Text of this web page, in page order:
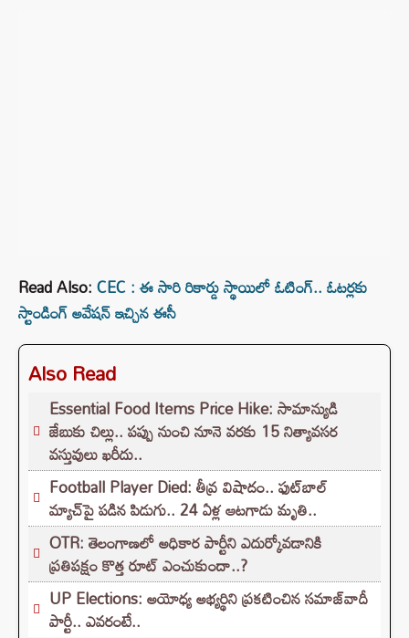
Read Also:CEC : ఈ సారి రికార్డు స్థాయిలో ఓటింగ్.. ఓటర్లకు
స్టాండింగ్ అవేషన్ ఇచ్చిన ఈసీ
Also Read
Essential Food Items Price Hike: సామాన్యుడి
జేబుకు చిల్లు.. పప్పు నుంచి నూనె వరకు 15 నిత్యావసర
వస్తువులు ఖరీదు..
Football Player Died: తీవ్ర విషాదం.. ఫుట్‌బాల్
మ్యాచ్‌పై పడిన పిడుగు.. 24 ఏళ్ల ఆటగాడు మృతి..
OTR: తెలంగాణలో అధికార పార్టీని ఎదుర్కోవడానికి
ప్రతిపక్షం కొత్త రూట్‌ ఎంచుకుందా..?
UP Elections: అయోధ్య అభ్యర్థిని ప్రకటించిన సమాజ్‌వాదీ
పార్టీ.. ఎవరంటే..